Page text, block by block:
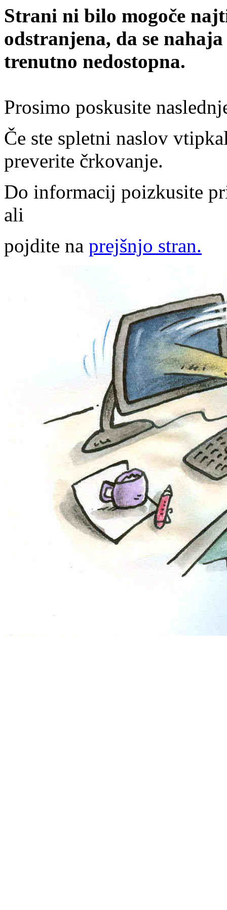
Strani ni bilo mogoče
odstranjena, da se
trenutno nedostopna.
Prosimo poskusite
Če ste spletni naslov
preverite črkovanje.
Do informacij poizkusite
ali
pojdite na prejšnjo stran.